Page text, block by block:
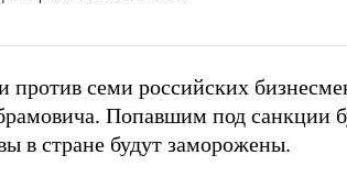
против семи российских
Попавшим под санкции
в стране будут заморожены.